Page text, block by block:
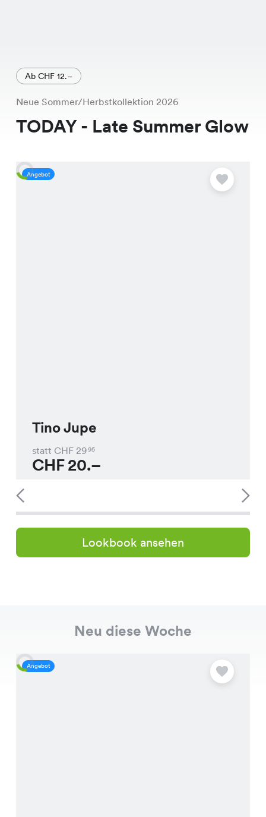
Ab CHF 12.–
Neue Sommer/Herbstkollektion 2026
TODAY - Late Summer Glow
Angebot
Tino Jupe
statt CHF 2995
CHF20.–
Lookbook ansehen
Neu diese Woche
Angebot